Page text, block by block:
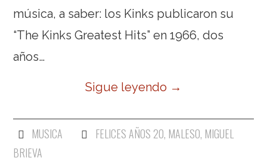
música, a saber: los Kinks publicaron su
“The Kinks Greatest Hits” en 1966, dos
años…
Sigue leyendo →
MUSICA FELICES AÑOS 20, MALESO, MIGUEL
BRIEVA